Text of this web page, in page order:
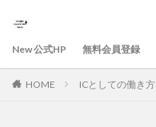
New 公式HP 無料会員登録
HOME ICとしての働き方